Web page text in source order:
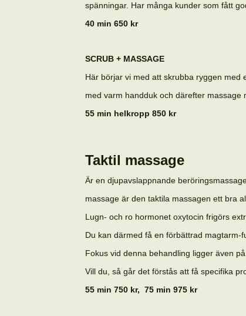
spänningar. Har många kunder som fått
40 min 650 kr
SCRUB + MASSAGE
Här börjar vi med att skrubba ryggen
med varm handduk och därefter massage
55 min helkropp 850 kr
Taktil massage
Är en djupavslappnande
massage är den taktila massagen ett bra
Lugn- och ro hormonet oxytocin frigörs
Du kan därmed få en förbättrad magtarm-
Fokus vid denna behandling ligger även
Vill du, så går det förstås att få specifika
55 min 750 kr, 75 min 975 kr